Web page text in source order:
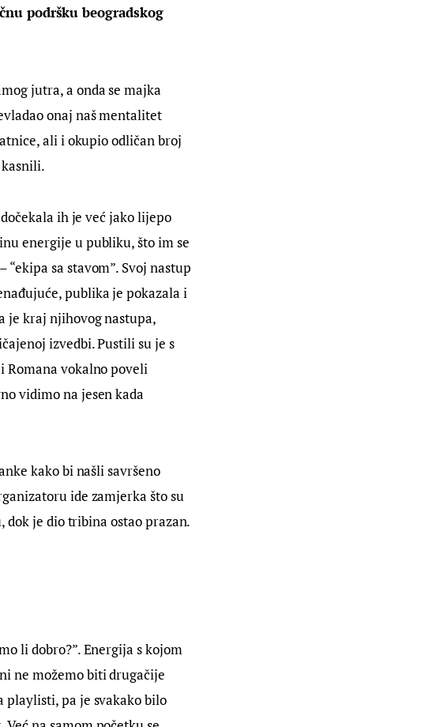
podršku beogradskog
jutra, a onda se majka
onaj naš mentalitet
ali i okupio odličan broj
ih je već jako lijepo
energije u publiku, što im se
sa stavom”. Svoj nastup
publika je pokazala i
je kraj njihovog nastupa,
izvedbi. Pustili su je s
Romana vokalno poveli
vidimo na jesen kada
kako bi našli savršeno
ide zamjerka što su
je dio tribina ostao prazan.
li dobro?”. Energija s kojom
ne možemo biti drugačije
playlisti, pa je svakako bilo